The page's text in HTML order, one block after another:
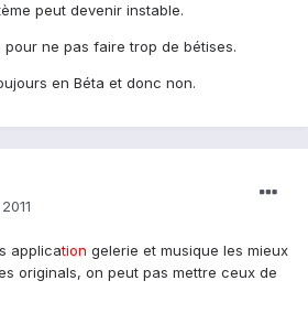
peut devenir instable.
ne pas faire trop de bétises.
en Béta et donc non.
application gelerie et musique les mieux
originals, on peut pas mettre ceux de